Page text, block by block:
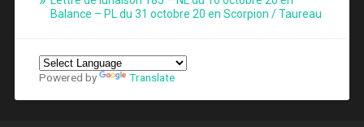
Balance – PL du 31 octobre 20 en Scorpion / Taureau
Powered by Translate